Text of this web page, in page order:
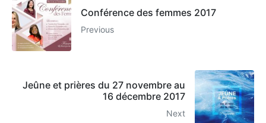
Conférence des femmes 2017
Previous
Jeûne et prières du 27 novembre au
16 décembre 2017
Next